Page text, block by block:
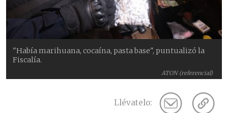
ATON (referencial)
"Había marihuana, cocaína, pasta base", puntualizó la
Fiscalía.
Llévatelo: